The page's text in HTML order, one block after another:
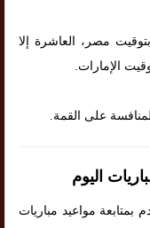
مصر، العاشرة إلا
الإمارات.
على القمة.
اليوم
مواعيد مباريات